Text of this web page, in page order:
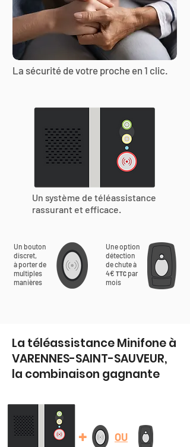
La sécurité de votre proche en 1 clic.
Un système de téléassistance
rassurant et efficace.
Un bouton
discret,
à porter de
multiples
manières
Une option
détection
de chute à
4€ TTC par
mois
La téléassistance Minifone à
VARENNES-SAINT-SAUVEUR,
la combinaison gagnante
+ OU